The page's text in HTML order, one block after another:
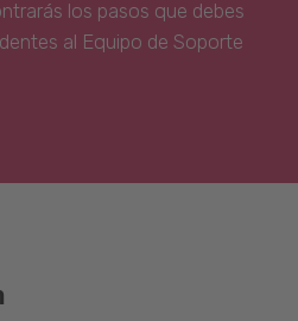
los pasos que debes
al Equipo de Soporte